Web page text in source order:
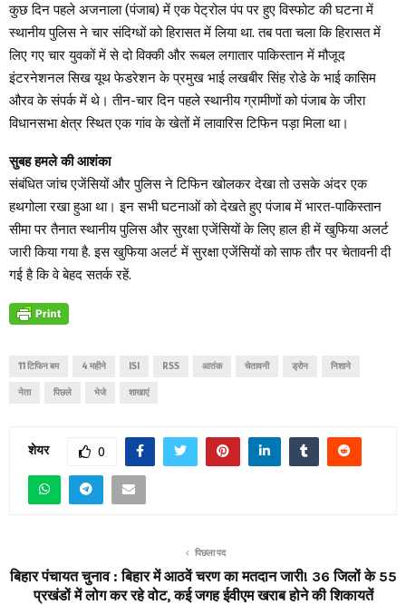
कुछ दिन पहले अजनाला (पंजाब) में एक पेट्रोल पंप पर हुए विस्फोट की घटना में
स्थानीय पुलिस ने चार संदिग्धों को हिरासत में लिया था. तब पता चला कि हिरासत में
लिए गए चार युवकों में से दो विक्की और रूबल लगातार पाकिस्तान में मौजूद
इंटरनेशनल सिख यूथ फेडरेशन के प्रमुख भाई लखबीर सिंह रोडे के भाई कासिम
औरव के संपर्क में थे। तीन-चार दिन पहले स्थानीय ग्रामीणों को पंजाब के जीरा
विधानसभा क्षेत्र स्थित एक गांव के खेतों में लावारिस टिफिन पड़ा मिला था।
सुबह हमले की आशंका
संबंधित जांच एजेंसियों और पुलिस ने टिफिन खोलकर देखा तो उसके अंदर एक
हथगोला रखा हुआ था। इन सभी घटनाओं को देखते हुए पंजाब में भारत-पाकिस्तान
सीमा पर तैनात स्थानीय पुलिस और सुरक्षा एजेंसियों के लिए हाल ही में खुफिया अलर्ट
जारी किया गया है. इस खुफिया अलर्ट में सुरक्षा एजेंसियों को साफ तौर पर चेतावनी दी
गई है कि वे बेहद सतर्क रहें.
11 टिफिन बम 4 महीने ISI RSS आतंक चेतावनी ड्रोन निशाने
नेता पिछले भेजे शाखाएं
शेयर 0
पिछला पद
बिहार पंचायत चुनाव : बिहार में आठवें चरण का मतदान जारी! 36 जिलों के 55
प्रखंडों में लोग कर रहे वोट, कई जगह ईवीएम खराब होने की शिकायतें